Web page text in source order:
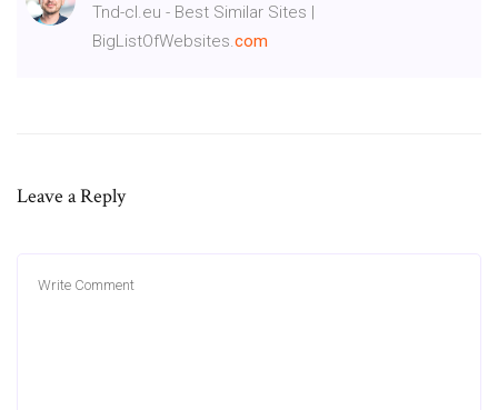
Tnd-cl.eu - Best Similar Sites |
BigListOfWebsites.com
Leave a Reply